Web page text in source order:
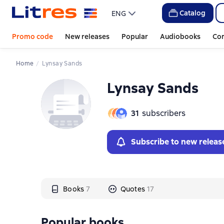
ENG Catalog
Promo code New releases Popular Audiobooks
Home Lynsay Sands
Lynsay Sands
31 subscribers
Subscribe to new
Books 7 Quotes 17
Слайдер с книгами
Слайдер с книгами